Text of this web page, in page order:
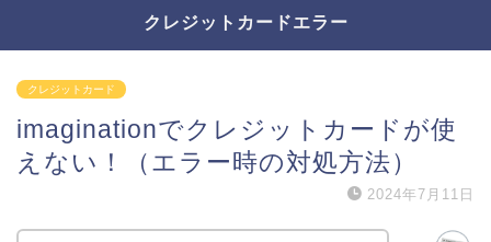
クレジットカードエラー
クレジットカード
imaginationでクレジットカードが使
えない！（エラー時の対処方法）
2024年7月11日